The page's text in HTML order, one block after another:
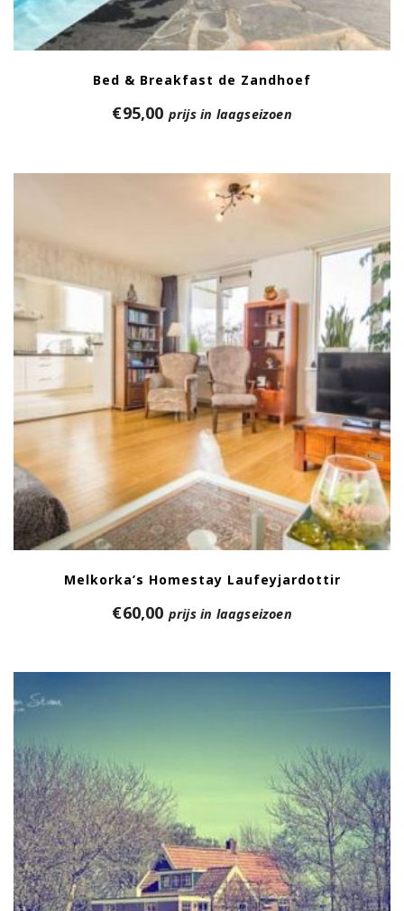
Bed & Breakfast de Zandhoef
€95,00 prijs in laagseizoen
Melkorka’s Homestay Laufeyjardottir
€60,00 prijs in laagseizoen